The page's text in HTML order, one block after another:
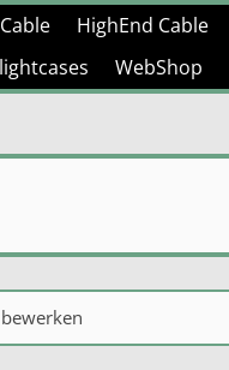
HighEnd Cable
WebShop